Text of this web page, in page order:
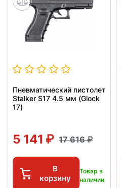
Пневматический пистолет
Stalker S17 4.5 мм (Glock
17)
5 141 17 616
В
корзину
Товар в
наличии